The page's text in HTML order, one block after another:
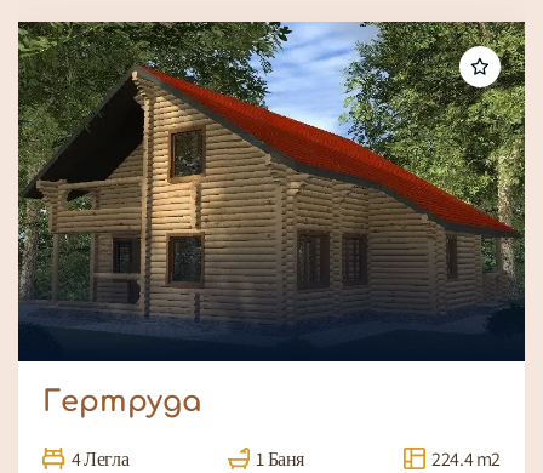
Гертруда
4 Легла 1 Баня 224.4 m2